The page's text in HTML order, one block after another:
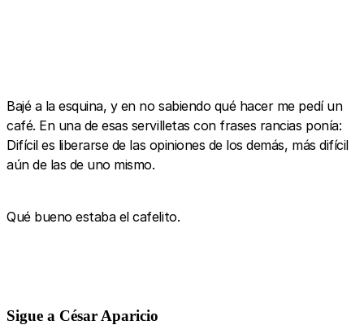
Bajé a la esquina, y en no sabiendo qué hacer me pedí un
café. En una de esas servilletas con frases rancias ponía:
Difícil es liberarse de las opiniones de los demás, más difícil
aún de las de uno mismo.
Qué bueno estaba el cafelito.
Sigue a César Aparicio